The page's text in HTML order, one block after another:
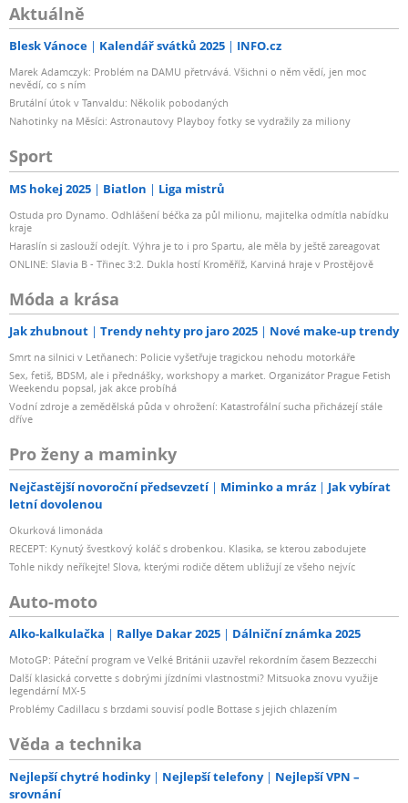
Aktuálně
Blesk Vánoce Kalendář svátků 2025 INFO.cz
Marek Adamczyk: Problém na DAMU přetrvává. Všichni o něm vědí, jen moc
nevědí, co s ním
Brutální útok v Tanvaldu: Několik pobodaných
Nahotinky na Měsíci: Astronautovy Playboy fotky se vydražily za miliony
Sport
MS hokej 2025 Biatlon Liga mistrů
Ostuda pro Dynamo. Odhlášení béčka za půl milionu, majitelka odmítla nabídku
kraje
Haraslín si zaslouží odejít. Výhra je to i pro Spartu, ale měla by ještě zareagovat
ONLINE: Slavia B - Třinec 3:2. Dukla hostí Kroměříž, Karviná hraje v Prostějově
Móda a krása
Jak zhubnout Trendy nehty pro jaro 2025 Nové make-up trendy
Smrt na silnici v Letňanech: Policie vyšetřuje tragickou nehodu motorkáře
Sex, fetiš, BDSM, ale i přednášky, workshopy a market. Organizátor Prague Fetish
Weekendu popsal, jak akce probíhá
Vodní zdroje a zemědělská půda v ohrožení: Katastrofální sucha přicházejí stále
dříve
Pro ženy a maminky
Nejčastější novoroční předsevzetí Miminko a mráz
Jak vybírat
letní dovolenou
Okurková limonáda
RECEPT: Kynutý švestkový koláč s drobenkou. Klasika, se kterou zabodujete
Tohle nikdy neříkejte! Slova, kterými rodiče dětem ubližují ze všeho nejvíc
Auto-moto
Alko-kalkulačka Rallye Dakar 2025 Dálniční známka 2025
MotoGP: Páteční program ve Velké Británii uzavřel rekordním časem Bezzecchi
Další klasická corvette s dobrými jízdními vlastnostmi? Mitsuoka znovu využije
legendární MX-5
Problémy Cadillacu s brzdami souvisí podle Bottase s jejich chlazením
Věda a technika
Nejlepší chytré hodinky Nejlepší telefony
Nejlepší VPN –
srovnání